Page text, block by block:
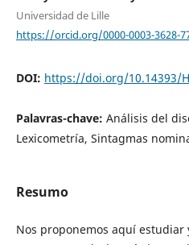
Universidad de Lille
https://orcid.org/0000-0003-3628-
DOI: https://doi.org/10.14393/
Palavras-chave: Análisis del
Lexicometría, Sintagmas
Resumo
Nos proponemos aquí estudiar